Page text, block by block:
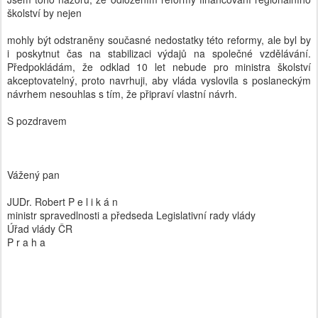
školství by nejen
mohly být odstraněny současné nedostatky této reformy, ale byl by
i poskytnut čas na stabilizaci výdajů na společné vzdělávání.
Předpokládám, že odklad 10 let nebude pro ministra školství
akceptovatelný, proto navrhuji, aby vláda vyslovila s poslaneckým
návrhem nesouhlas s tím, že připraví vlastní návrh.
S pozdravem
Vážený pan
JUDr. Robert P e l i k á n
ministr spravedlnosti a předseda Legislativní rady vlády
Úřad vlády ČR
P r a h a